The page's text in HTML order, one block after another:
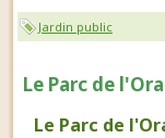
Jardin public
Le Parc de
Le Parc de